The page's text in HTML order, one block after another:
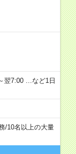
翌7:00 …など1日
/10名以上の大量